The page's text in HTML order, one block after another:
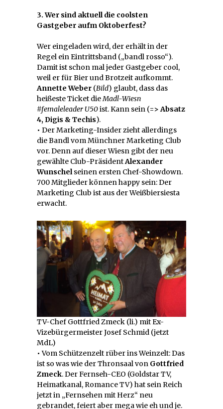
3. Wer sind aktuell die coolsten
Gastgeber aufm Oktoberfest?
Wer eingeladen wird, der erhält in der
Regel ein Eintrittsband („bandl rosso“).
Damit ist schon mal jeder Gastgeber cool,
weil er für Bier und Brotzeit aufkommt.
Annette Weber (Bild) glaubt, dass das
heißeste Ticket dieMadl-Wiesn
#femaleleader U50ist. Kann sein (=> Absatz
4, Digis & Techis).
• Der Marketing-Insider zieht allerdings
die Bandl vom Münchner Marketing Club
vor. Denn auf dieser Wiesn gibt der neu
gewählte Club-PräsidentAlexander
Wunschelseinen ersten Chef-Showdown.
700 Mitglieder können happy sein: Der
Marketing Club ist aus der Weißbiersiesta
erwacht.
TV-Chef Gottfried Zmeck (li.) mit Ex-
Vizebürgermeister Josef Schmid (jetzt
MdL)
•Vom Schützenzelt rüber ins Weinzelt: Das
ist so was wie der Thronsaal von Gottfried
Zmeck. Der Fernseh-CEO (Goldstar TV,
Heimatkanal, Romance TV) hat sein Reich
jetzt in „Fernsehen mit Herz“ neu
gebrandet, feiert aber mega wie eh und je.